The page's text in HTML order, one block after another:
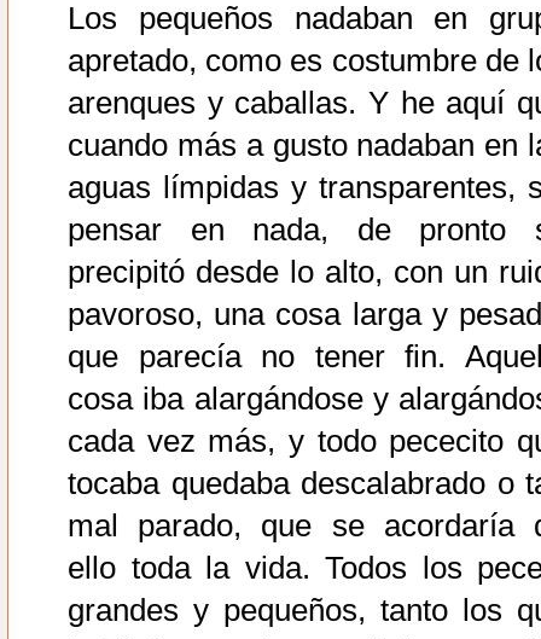
Los pequeños nadaban en
apretado, como es costumbre de
arenques y caballas. Y he aquí
cuando más a gusto nadaban en
aguas límpidas y transparentes,
pensar en nada, de pronto
precipitó desde lo alto, con un
pavoroso, una cosa larga y
que parecía no tener fin.
cosa iba alargándose y
cada vez más, y todo pececito
tocaba quedaba descalabrado o
mal parado, que se acordaría
ello toda la vida. Todos los
grandes y pequeños, tanto los